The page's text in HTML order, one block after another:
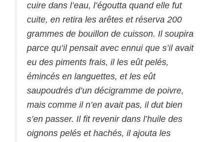
cuire dans l’eau, l’égoutta quand elle fut
cuite, en retira les arêtes et réserva 200
grammes de bouillon de cuisson. Il soupira
parce qu’il pensait avec ennui que s’il avait
eu des piments frais, il les eût pelés,
émincés en languettes, et les eût
saupoudrés d’un décigramme de poivre,
mais comme il n’en avait pas, il dut bien
s’en passer. Il fit revenir dans l’huile des
oignons pelés et hachés, il ajouta les